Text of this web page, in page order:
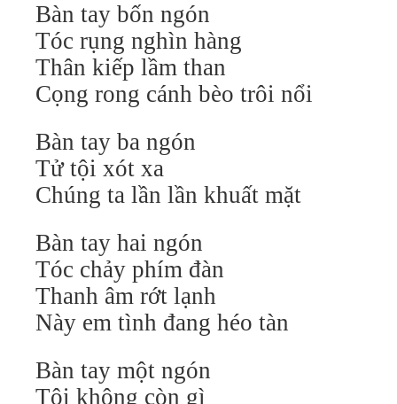
Bàn tay bốn ngón
Tóc rụng nghìn hàng
Thân kiếp lầm than
Cọng rong cánh bèo trôi nổi
Bàn tay ba ngón
Tử tội xót xa
Chúng ta lần lần khuất mặt
Bàn tay hai ngón
Tóc chảy phím đàn
Thanh âm rớt lạnh
Này em tình đang héo tàn
Bàn tay một ngón
Tôi không còn gì